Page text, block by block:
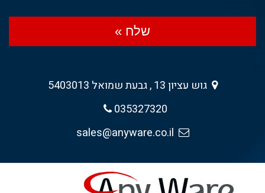
שלח »
גוש עציון 13 , גבעת שמואל 5403013
035327320